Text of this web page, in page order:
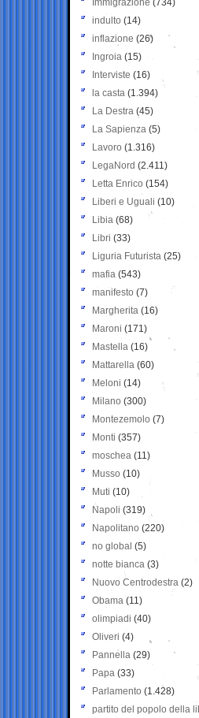
Immigrazione (734)
indulto (14)
inflazione (26)
Ingroia (15)
Interviste (16)
la casta (1.394)
La Destra (45)
La Sapienza (5)
Lavoro (1.316)
LegaNord (2.411)
Letta Enrico (154)
Liberi e Uguali (10)
Libia (68)
Libri (33)
Liguria Futurista (25)
mafia (543)
manifesto (7)
Margherita (16)
Maroni (171)
Mastella (16)
Mattarella (60)
Meloni (14)
Milano (300)
Montezemolo (7)
Monti (357)
moschea (11)
Musso (10)
Muti (10)
Napoli (319)
Napolitano (220)
no global (5)
notte bianca (3)
Nuovo Centrodestra (2)
Obama (11)
olimpiadi (40)
Oliveri (4)
Pannella (29)
Papa (33)
Parlamento (1.428)
partito del popolo della